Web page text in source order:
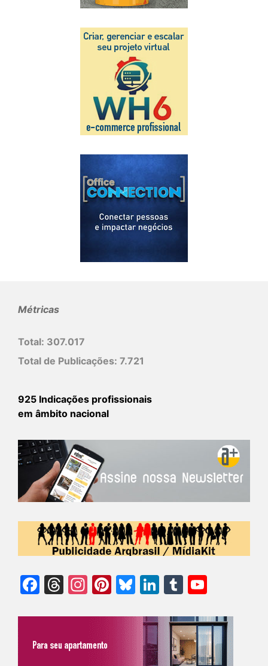
Métricas
Total: 307.017
Total de Publicações: 7.721
925 Indicações profissionais
em âmbito nacional
Facebook
Threads
Instagram
Pinterest
Bluesky
LinkedIn
Tumblr